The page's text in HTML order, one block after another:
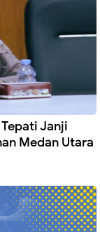
Janji
Medan Utara